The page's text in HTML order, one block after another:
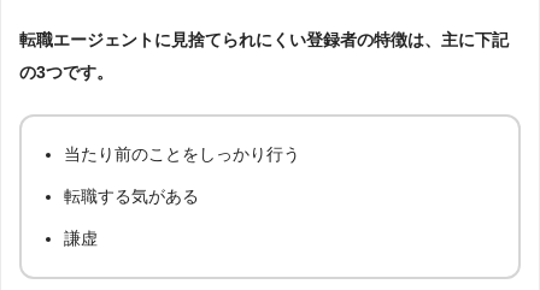
転職エージェントに見捨てられにくい登録者の特徴は、主に下記
の3つです。
当たり前のことをしっかり行う
転職する気がある
謙虚